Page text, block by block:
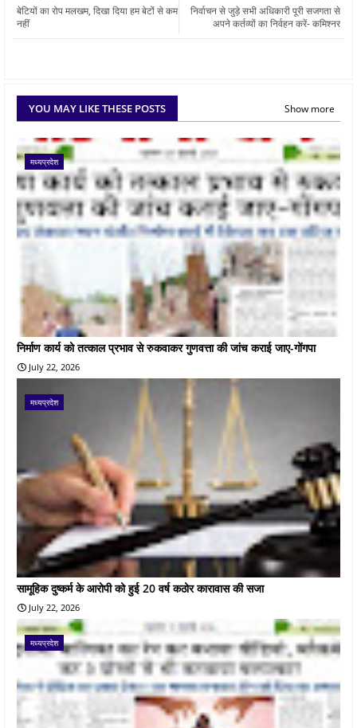
निर्वाचन से जुड़े सभी अधिकारी पूरी सजगता से
अपने कर्तव्यों का निर्वहन करें- कमिश्नर
बेटियों का रोप मलखम, दिखा दिया हम बेटों से कम
नहीं
YOU MAY LIKE THESE POSTS Show more
मध्यप्रदेश
निर्माण कार्य को तत्काल प्रभाव से रुकवाकर गुणवत्ता की जांच कराई जाए-गोंगपा
July 22, 2026
मध्यप्रदेश
सामूहिक दुष्कर्म के आरोपी को हुई 20 वर्ष कठोर कारावास की सजा
July 22, 2026
मध्यप्रदेश